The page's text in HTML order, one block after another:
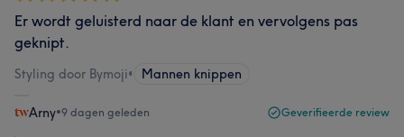
Er wordt geluisterd naar de klant en vervolgens pas
geknipt.
Styling door Bymoji• Mannen knippen
Arny•9 dagen geleden Geverifieerde review